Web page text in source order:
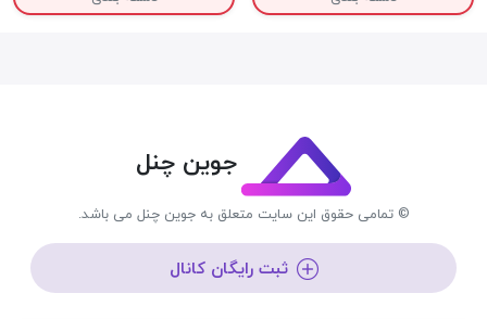
جوین چنل
© تمامی حقوق این سایت متعلق به جوین چنل می باشد.
ثبت رایگان کانال